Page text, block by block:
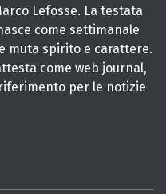
Lefosse. La testata
come settimanale
muta spirito e carattere.
come web journal,
per le notizie